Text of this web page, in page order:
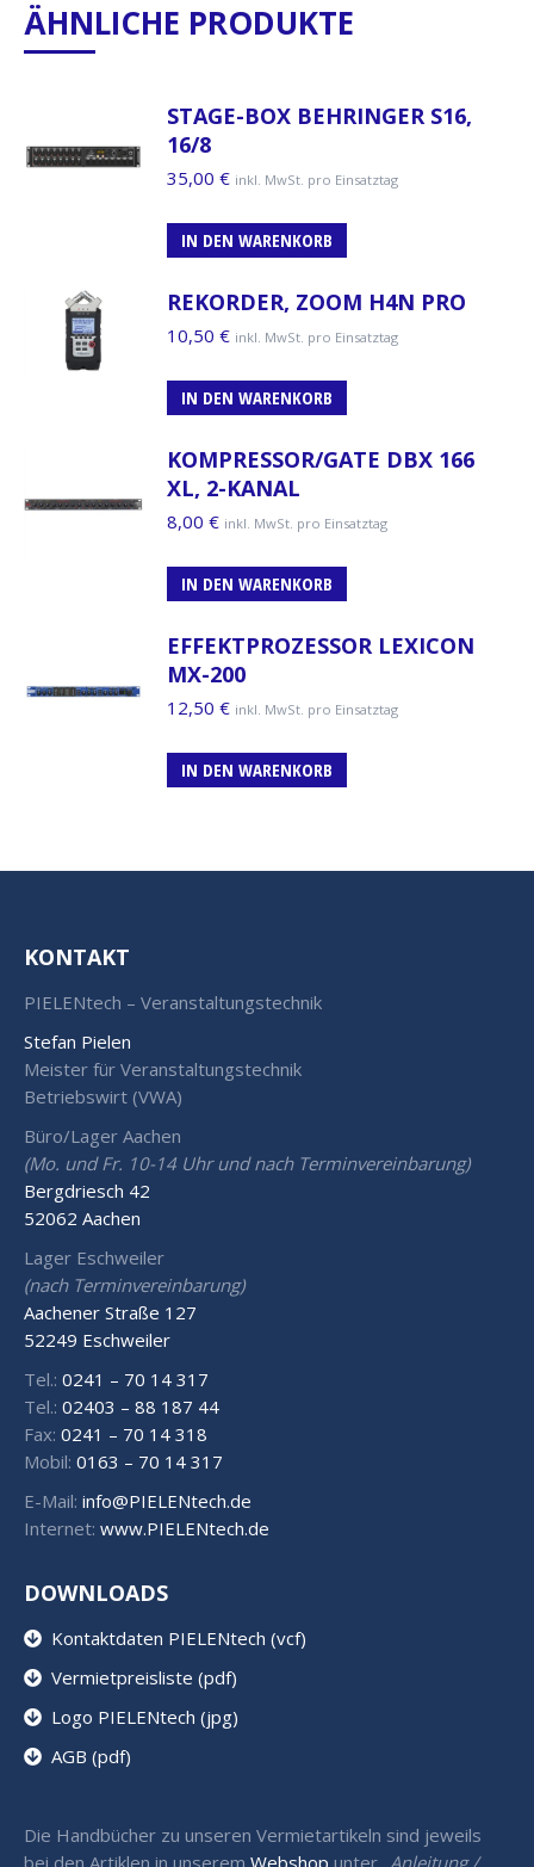
ÄHNLICHE PRODUKTE
STAGE-BOX BEHRINGER S16,
16/8
35,00 € inkl. MwSt. pro Einsatztag
IN DEN WARENKORB
REKORDER, ZOOM H4N PRO
10,50 € inkl. MwSt. pro Einsatztag
IN DEN WARENKORB
KOMPRESSOR/GATE DBX 166
XL, 2-KANAL
8,00 € inkl. MwSt. pro Einsatztag
IN DEN WARENKORB
EFFEKTPROZESSOR LEXICON
MX-200
12,50 € inkl. MwSt. pro Einsatztag
IN DEN WARENKORB
KONTAKT
PIELENtech – Veranstaltungstechnik
Stefan Pielen
Meister für Veranstaltungstechnik
Betriebswirt (VWA)
Büro/Lager Aachen
(Mo. und Fr. 10-14 Uhr und nach Terminvereinbarung)
Bergdriesch 42
52062 Aachen
Lager Eschweiler
(nach Terminvereinbarung)
Aachener Straße 127
52249 Eschweiler
Tel.: 0241 – 70 14 317
Tel.: 02403 – 88 187 44
Fax: 0241 – 70 14 318
Mobil: 0163 – 70 14 317
E-Mail: info@PIELENtech.de
Internet: www.PIELENtech.de
DOWNLOADS
Kontaktdaten PIELENtech (vcf)
Vermietpreisliste (pdf)
Logo PIELENtech (jpg)
AGB (pdf)
Die Handbücher zu unseren Vermietartikeln sind jeweils